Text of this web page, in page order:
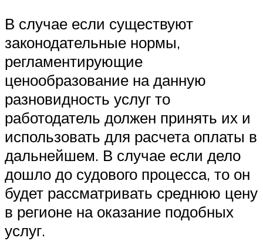
В случае если существуют
законодательные нормы,
регламентирующие
ценообразование на данную
разновидность услуг то
работодатель должен принять их и
использовать для расчета оплаты в
дальнейшем. В случае если дело
дошло до судового процесса, то он
будет рассматривать среднюю цену
в регионе на оказание подобных
услуг.